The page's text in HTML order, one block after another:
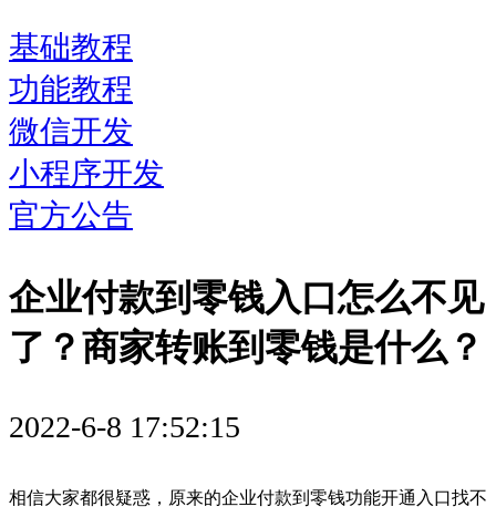
基础教程
功能教程
微信开发
小程序开发
官方公告
企业付款到零钱入口怎么不见
了？商家转账到零钱是什么？
2022-6-8 17:52:15
相信大家都很疑惑，原来的企业付款到零钱功能开通入口找不